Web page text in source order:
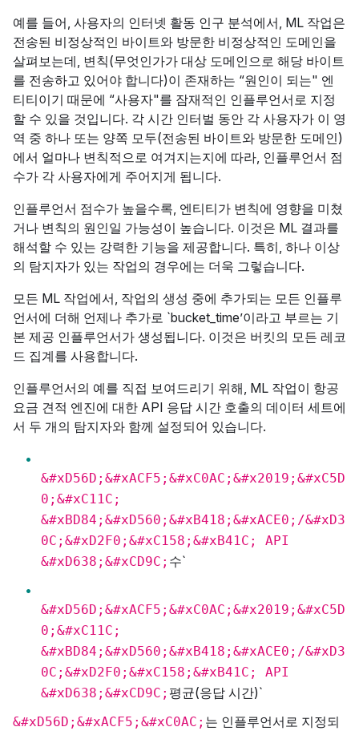
예를 들어, 사용자의 인터넷 활동 인구 분석에서, ML 작업은
전송된 비정상적인 바이트와 방문한 비정상적인 도메인을
살펴보는데, 변칙(무엇인가가 대상 도메인으로 해당 바이트
를 전송하고 있어야 합니다)이 존재하는 “원인이 되는" 엔
티티이기 때문에 “사용자"를 잠재적인 인플루언서로 지정
할 수 있을 것입니다. 각 시간 인터벌 동안 각 사용자가 이 영
역 중 하나 또는 양쪽 모두(전송된 바이트와 방문한 도메인)
에서 얼마나 변칙적으로 여겨지는지에 따라, 인플루언서 점
수가 각 사용자에게 주어지게 됩니다.
인플루언서 점수가 높을수록, 엔티티가 변칙에 영향을 미쳤
거나 변칙의 원인일 가능성이 높습니다. 이것은 ML 결과를
해석할 수 있는 강력한 기능을 제공합니다. 특히, 하나 이상
의 탐지자가 있는 작업의 경우에는 더욱 그렇습니다.
모든 ML 작업에서, 작업의 생성 중에 추가되는 모든 인플루
언서에 더해 언제나 추가로 `bucket_time’이라고 부르는 기
본 제공 인플루언서가 생성됩니다. 이것은 버킷의 모든 레코
드 집계를 사용합니다.
인플루언서의 예를 직접 보여드리기 위해, ML 작업이 항공
요금 견적 엔진에 대한 API 응답 시간 호출의 데이터 세트에
서 두 개의 탐지자와 함께 설정되어 있습니다.
&#xD56D;&#xACF5;&#xC0AC;&#x2019;&#xC5D
0;&#xC11C;
&#xBD84;&#xD560;&#xB418;&#xACE0;/&#xD3
0C;&#xD2F0;&#xC158;&#xB41C; API
&#xD638;&#xCD9C; 수`
&#xD56D;&#xACF5;&#xC0AC;&#x2019;&#xC5D
0;&#xC11C;
&#xBD84;&#xD560;&#xB418;&#xACE0;/&#xD3
0C;&#xD2F0;&#xC158;&#xB41C; API
&#xD638;&#xCD9C; 평균(응답 시간)`
&#xD56D;&#xACF5;&#xC0AC; 는 인플루언서로 지정되